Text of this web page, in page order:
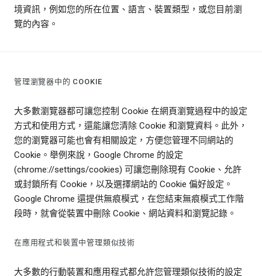
境資訊，例如您的所在位置、語言、裝置類型，或您目前瀏
覽的內容。
管理瀏覽器中的 COOKIE
大多數瀏覽器都可讓您控制 Cookie 在網頁瀏覽過程中的設定
方式和使用方式，還能讓您清除 Cookie 和瀏覽資料。此外，
您的瀏覽器可能也會有相關設定，方便您管理不同網站的
Cookie。舉例來說，Google Chrome 的設定
(chrome://settings/cookies) 可讓您刪除現有 Cookie、允許
或封鎖所有 Cookie，以及選擇網站的 Cookie 偏好設定。
Google Chrome 還提供無痕模式，在您結束無痕模式工作階
段時，就會從裝置中刪除 Cookie、網站資料和瀏覽記錄。
在應用程式和裝置中管理類似技術
大多數的行動裝置和應用程式都允許您管理類似技術的設定